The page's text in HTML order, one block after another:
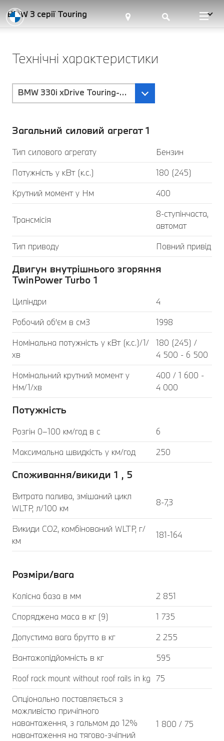
BMW 3 серії Touring
Технічні характеристики
BMW 330i xDrive Touring-Коробка передач
Загальний силовий агрегат 1
Тип силового агрегату
Бензин
Потужність у кВт (к.с.)
180 (245)
Крутний момент у Нм
400
Трансмісія
8-ступінчаста,
автомат
Тип приводу
Повний привід
Двигун внутрішнього згоряння
TwinPower Turbo 1
Циліндри
4
Робочий об'єм в см3
1998
Номінальна потужність у кВт (к.с.)/1/
хв
180 (245) /
4 500 - 6 500
Номінальний крутний момент у
Нм/1/хв
400 / 1 600 -
4 000
Потужність
Розгін 0–100 км/год в с
6
Максимальна швидкість у км/год
250
Споживання/викиди 1 , 5
Витрата палива, змішаний цикл
WLTP, л/100 км
8-7,3
Викиди CO2, комбінований WLTP, г/
км
181-164
Розміри/вага
Колісна база в мм
2 851
Споряджена маса в кг (9)
1 735
Допустима вага брутто в кг
2 255
Вантажопідйомність в кг
595
Roof rack mount without roof rails in kg 75
Опціонально поставляється з
можливістю причіпного
навантаження, з гальмом до 12%
навантаження на тягово-зчіпний
1 800 / 75